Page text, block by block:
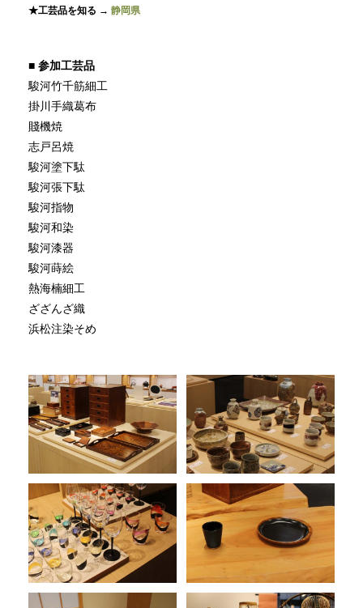
★工芸品を知る → 静岡県
■ 参加工芸品
駿河竹千筋細工
掛川手織葛布
賤機焼
志戸呂焼
駿河塗下駄
駿河張下駄
駿河指物
駿河和染
駿河漆器
駿河蒔絵
熱海楠細工
ざざんざ織
浜松注染そめ